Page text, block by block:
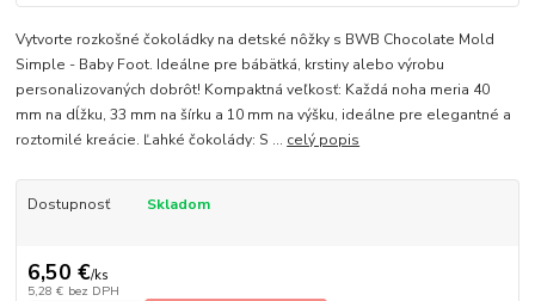
Vytvorte rozkošné čokoládky na detské nôžky s BWB Chocolate Mold
Simple - Baby Foot. Ideálne pre bábätká, krstiny alebo výrobu
personalizovaných dobrôt! Kompaktná veľkosť: Každá noha meria 40
mm na dĺžku, 33 mm na šírku a 10 mm na výšku, ideálne pre elegantné a
roztomilé kreácie. Ľahké čokolády: S ... celý popis
Dostupnosť Skladom
6,50 €/ks
5,28 € bez DPH